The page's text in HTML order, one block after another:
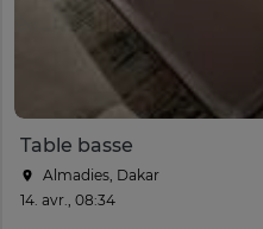
Table basse
Almadies, Dakar
14. avr., 08:34